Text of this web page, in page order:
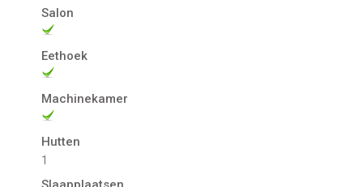
Salon
Eethoek
Machinekamer
Hutten
1